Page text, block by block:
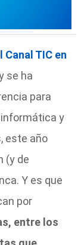
Canal TIC en
se ha
para
y
este año
(y de
Y es que
por
entre los